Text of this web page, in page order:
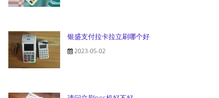
银盛支付拉卡拉立刷哪个好
2023-05-02